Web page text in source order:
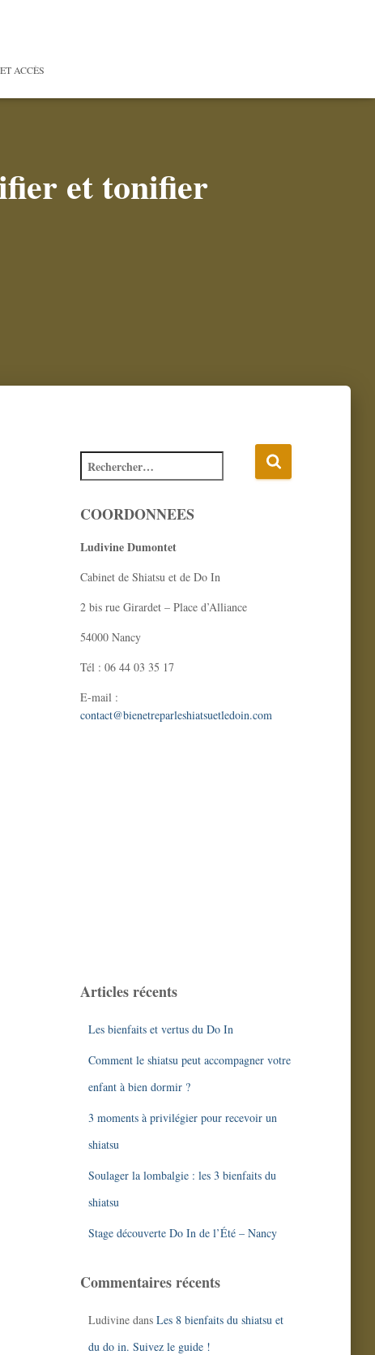
ACCÈS
et tonifier
COORDONNEES
Ludivine Dumontet
Cabinet de Shiatsu et de Do In
2 bis rue Girardet – Place d’Alliance
54000 Nancy
Tél : 06 44 03 35 17
E-mail :
contact@bienetreparleshiatsuetledoin.com
​Restez informé
par mail des
nouveaux articles
recevez
gratuitement
Dites-moi simplement à
l'envoie ;)
l'icône)
Articles récents
Les bienfaits et vertus du Do In
Comment le shiatsu peut accompagner votre
enfant à bien dormir ?
3 moments à privilégier pour recevoir un
shiatsu
Soulager la lombalgie : les 3 bienfaits du
shiatsu
Stage découverte Do In de l’Été – Nancy
Commentaires récents
Ludivinedans Les 8 bienfaits du shiatsu et
du do in. Suivez le guide !